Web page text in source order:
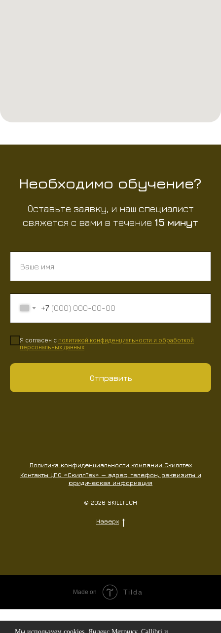
Необходимо обучение?
Оставьте заявку, и наш специалист
свяжется с вами в течение 15 минут
+7
Я согласен с политикой конфиденциальности и обработкой
персональных данных
Отправить
Политика конфиденциальности компании Скиллтех
Контакты ЦПО «СкиллТех» — адрес, телефон, реквизиты и
юридическая информация
© 2026 SKILLTECH
Наверх
Made on Tilda